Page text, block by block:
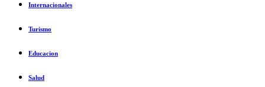
Internacionales
Turismo
Educacion
Salud